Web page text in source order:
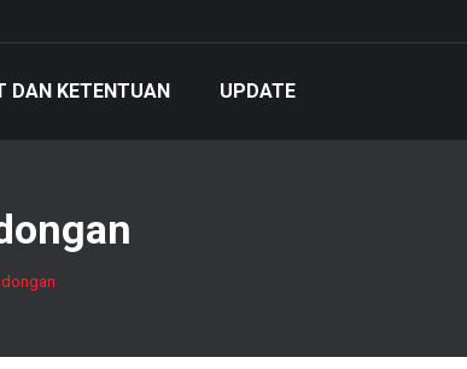
DAN KETENTUAN UPDATE